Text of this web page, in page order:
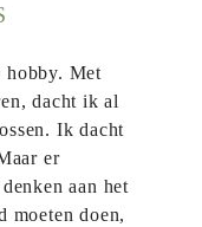
hobby. Met
dacht ik al
Ik dacht
er
aan het
moeten doen,